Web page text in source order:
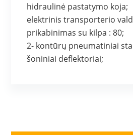
hidraulinė pastatymo koja;
elektrinis transporterio
prikabinimas su kilpa : 80;
2- kontūrų pneumatiniai
šoniniai deflektoriai;